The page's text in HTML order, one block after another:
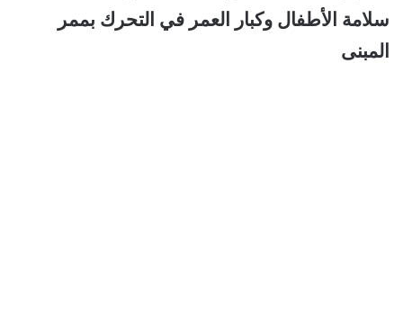
سلامة الأطفال وكبار العمر في التحرك بممر
المبنى